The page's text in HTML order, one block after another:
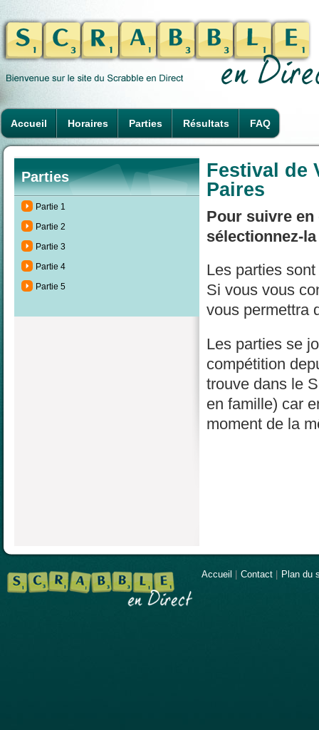
Accueil Horaires Parties Résultats FAQ
Parties
Partie 1
Partie 2
Partie 3
Partie 4
Partie 5
Festival de
Paires
Pour suivre
sélectionnez-
Les parties
Si vous vous
vous permettra
Les parties se
compétition
trouve dans le
en famille) car
moment de la
Accueil Contact Plan du